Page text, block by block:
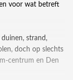
voor wat betreft
duinen, strand,
doch op slechts
centrum en Den